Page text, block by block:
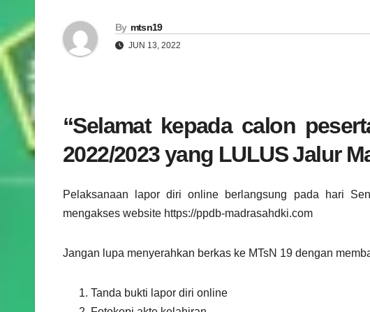
By mtsn19
JUN 13, 2022
“Selamat kepada calon
2022/2023 yang LULUS Jalur
Pelaksanaan lapor diri online berlangsung pada hari
mengakses website https://ppdb-madrasahdki.com
Jangan lupa menyerahkan berkas ke MTsN 19 dengan
Tanda bukti lapor diri online